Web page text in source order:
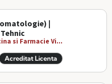
|
si Farmacie Vi...
Acreditat Licenta